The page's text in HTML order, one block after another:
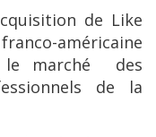
de Like
américaine
le marché des
de la